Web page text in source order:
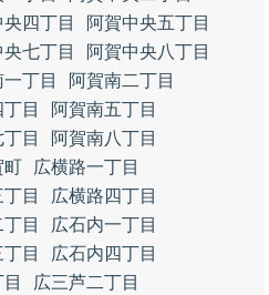
四丁目
阿賀中央五丁目
七丁目
阿賀中央八丁目
丁目
阿賀南二丁目
目
阿賀南五丁目
目
阿賀南八丁目
町
広横路一丁目
目
広横路四丁目
目
広石内一丁目
目
広石内四丁目
広三芦二丁目